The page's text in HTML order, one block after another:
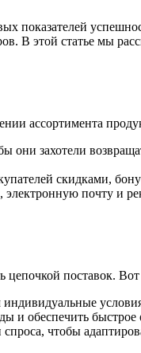
показателей
В этой статье мы
ассортимента
они захотели
скидками,
электронную почту
поставок.
и обеспечить быстрое
чтобы